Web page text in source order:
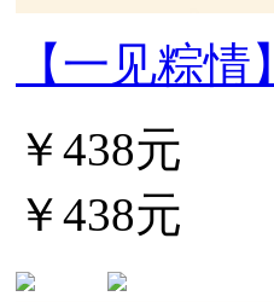
【一见粽情】
￥438元
￥438元